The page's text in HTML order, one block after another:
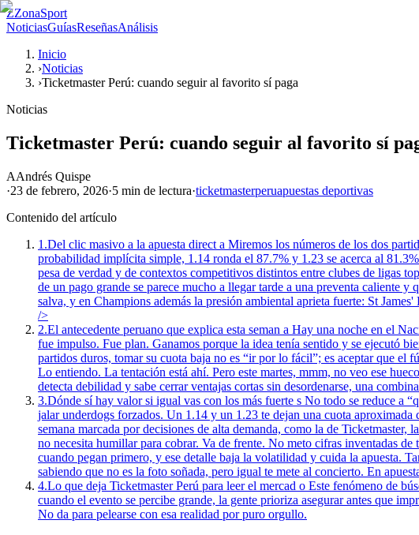
ZZonaSport
NoticiasGuíasReseñasAnálisis
Inicio
›Noticias
›Ticketmaster Perú: cuando seguir al favorito sí paga
Noticias
Ticketmaster Perú: cuando seguir al favorito sí
AAndrés Quispe
·23 de febrero, 2026·5 min de lectura·ticketmasterperuapuestas deportivas
Contenido del artículo
1.Del clic masivo a la apuesta direct a Miremos los números de los dos
probabilidad implícita simple, 1.14 ronda el 87.7% y 1.23 se acerca al
pesa de verdad y de contextos competitivos distintos entre clubes de ligas
de un pago grande se parece mucho a llegar tarde a una preventa caliente
salva, y en Champions además la presión ambiental aprieta fuerte: St
/>
2.El antecedente peruano que explica esta seman a Hay una noche en el
fue impulso. Fue plan. Ganamos porque la idea tenía sentido y se ejecutó
partidos duros, tomar su cuota baja no es “ir por lo fácil”; es aceptar que el
Lo entiendo. La tentación está ahí. Pero este martes, mmm, no veo ese
detecta debilidad y sabe cerrar ventajas cortas sin desordenarse, una
3.Dónde sí hay valor si igual vas con los más fuerte s No todo se reduce a
jalar underdogs forzados. Un 1.14 y un 1.23 te dejan una cuota
semana marcada por decisiones de alta demanda, como la de
no necesita humillar para cobrar. Va de frente. No meto cifras inventadas
cuando pegan primero, y ese detalle baja la volatilidad y cuida la apuesta.
sabiendo que no es la foto soñada, pero igual te mete al concierto. En
4.Lo que deja Ticketmaster Perú para leer el mercad o Este fenómeno de
cuando el evento se percibe grande, la gente prioriza asegurar antes que
No da para pelearse con esa realidad por puro orgullo.